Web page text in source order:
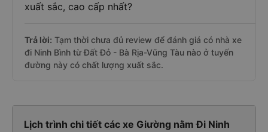
xuất sắc, cao cấp nhất?
Trả lời: Tạm thời chưa đủ review để đánh giá có nhà xe
đi Ninh Bình từ Đất Đỏ - Bà Rịa-Vũng Tàu nào ở tuyến
đường này có chất lượng xuất sắc.
Lịch trình chi tiết các xe Giường nằm Đi Ninh